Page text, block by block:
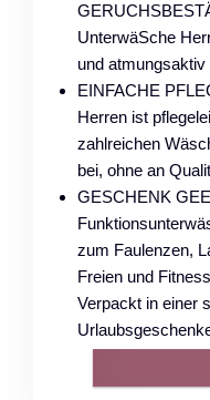
UnterwäSche
und
EINFACHE
Herren ist
zahlreichen
bei, ohne an
GESCHENK
zum Faulenzen,
Freien und
Verpackt in einer